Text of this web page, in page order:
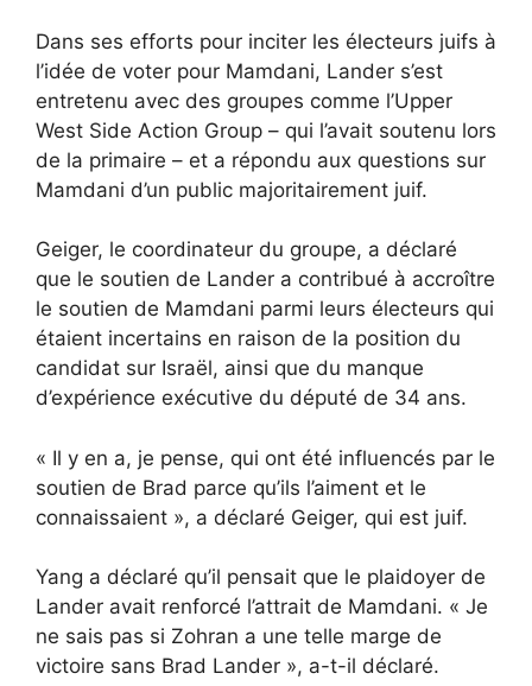
Dans ses efforts pour inciter les électeurs juifs à
l’idée de voter pour Mamdani, Lander s’est
entretenu avec des groupes comme l’Upper
West Side Action Group – qui l’avait soutenu lors
de la primaire – et a répondu aux questions sur
Mamdani d’un public majoritairement juif.
Geiger, le coordinateur du groupe, a déclaré
que le soutien de Lander a contribué à accroître
le soutien de Mamdani parmi leurs électeurs qui
étaient incertains en raison de la position du
candidat sur Israël, ainsi que du manque
d’expérience exécutive du député de 34 ans.
« Il y en a, je pense, qui ont été influencés par le
soutien de Brad parce qu’ils l’aiment et le
connaissaient », a déclaré Geiger, qui est juif.
Yang a déclaré qu’il pensait que le plaidoyer de
Lander avait renforcé l’attrait de Mamdani. « Je
ne sais pas si Zohran a une telle marge de
victoire sans Brad Lander », a-t-il déclaré.